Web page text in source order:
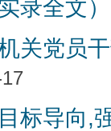
录全文）
关党员
标导向,